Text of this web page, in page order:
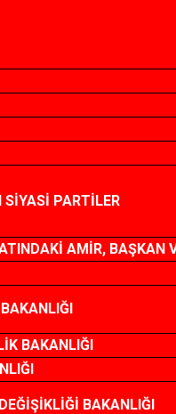
SİYASİ PARTİLER
AMİR, BAŞKAN
BAKANLIĞI
BAKANLIĞI